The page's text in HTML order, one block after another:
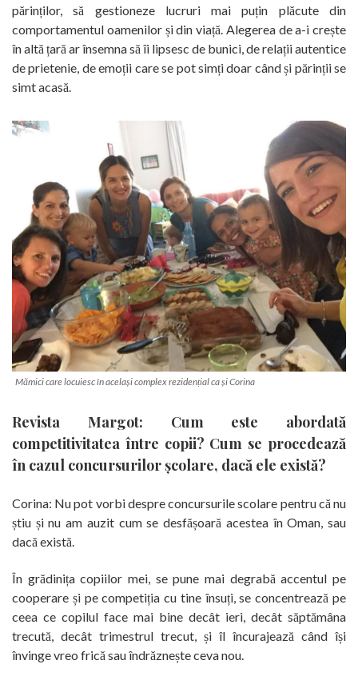
părinților, să gestioneze lucruri mai puțin plăcute din
comportamentul oamenilor și din viață. Alegerea de a-i crește
în altă țară ar însemna să îi lipsesc de bunici, de relații autentice
de prietenie, de emoții care se pot simți doar când și părinții se
simt acasă.
Mămici care locuiesc în același complex rezidențial ca și Corina
Revista Margot: Cum este abordată
competitivitatea între copii? Cum se procedează
în cazul concursurilor școlare, dacă ele există?
Corina: Nu pot vorbi despre concursurile scolare pentru că nu
știu și nu am auzit cum se desfășoară acestea în Oman, sau
dacă există.
În grădinița copiilor mei, se pune mai degrabă accentul pe
cooperare și pe competiția cu tine însuți, se concentrează pe
ceea ce copilul face mai bine decât ieri, decât săptămâna
trecută, decât trimestrul trecut, și îl încurajează când își
învinge vreo frică sau îndrăznește ceva nou.